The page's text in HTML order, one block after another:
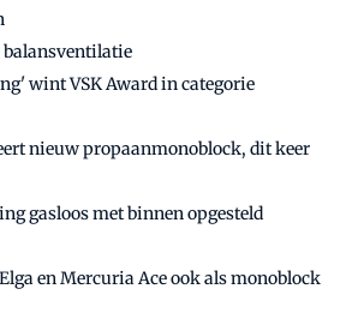
wint VSK Award in categorie
nieuw propaanmonoblock, dit keer
gasloos met binnen opgesteld
en Mercuria Ace ook als monoblock